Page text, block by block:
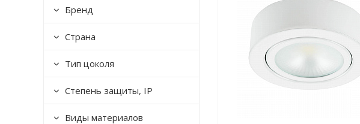
Бренд
Страна
Тип цоколя
Степень защиты, IP
Виды материалов